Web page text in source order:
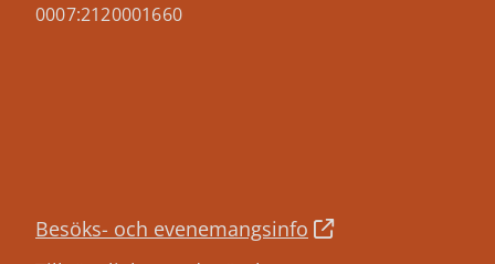
0007:2120001660
Besöks- och evenemangsinfo